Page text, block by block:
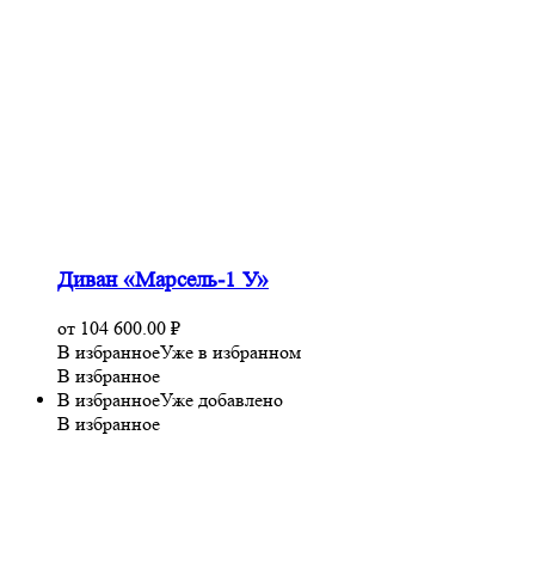
Диван «Марсель-1 У»
от 104 600.00 ₽
В избранноеУже в избранном
В избранное
В избранноеУже добавлено
В избранное